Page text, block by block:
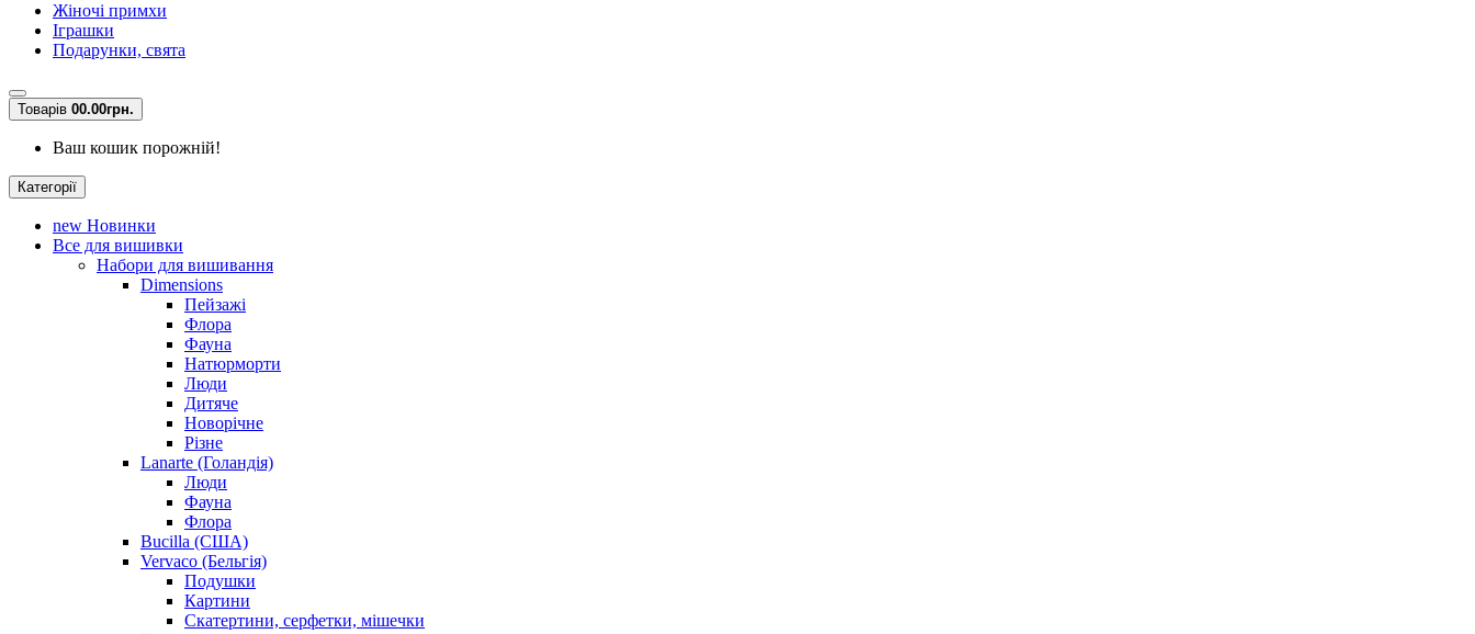
Жіночі примхи
Іграшки
Подарунки, свята
Товарів 00.00грн.
Ваш кошик порожній!
Категорії
new Новинки
Все для вишивки
Набори для вишивання
Dimensions
Пейзажі
Флора
Фауна
Натюрморти
Люди
Дитяче
Новорічне
Різне
Lanarte (Голандія)
Люди
Фауна
Флора
Bucilla (США)
Vervaco (Бельгія)
Подушки
Картини
Скатертини, серфетки, мішечки